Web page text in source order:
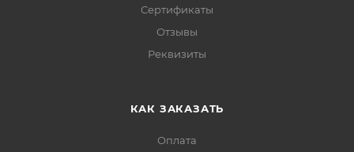
Сертификаты
Отзывы
Реквизиты
КАК ЗАКАЗАТЬ
Оплата